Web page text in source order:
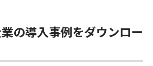
の導入事例をダウンロー